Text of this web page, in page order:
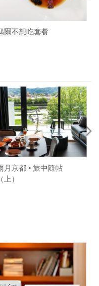
爾不想吃套餐
月京都 • 旅中隨帖
（上）